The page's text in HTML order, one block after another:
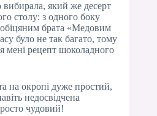
вибирала, який же десерт
столу: з одного боку
брата «Медовим
було не так багато, тому
мені рецепт шоколадного
на окропі дуже простий,
недосвідчена
чудовий!